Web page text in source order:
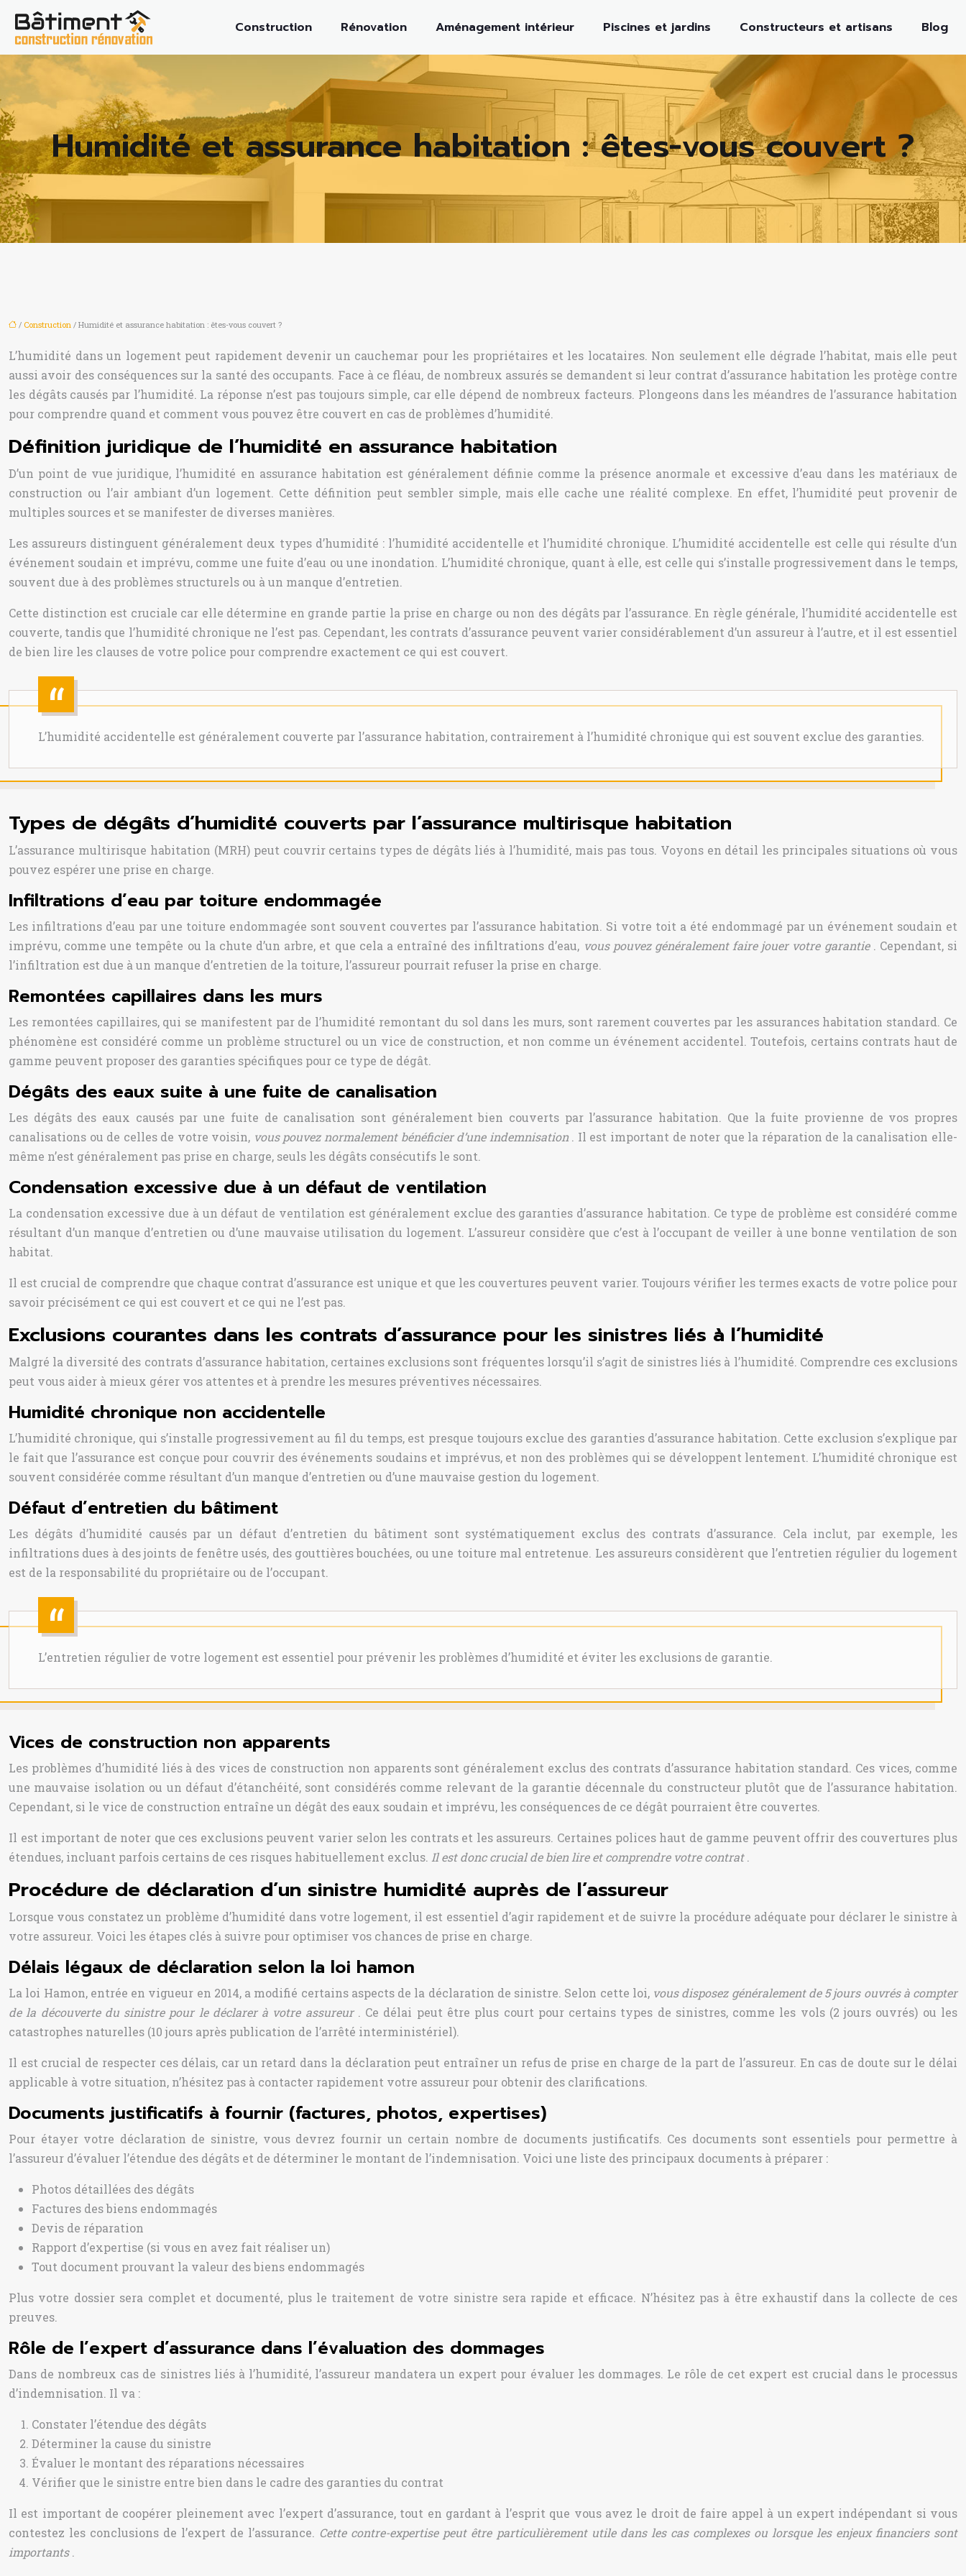
Construction Rénovation Aménagement intérieur Piscines et jardins Constructeurs et artisans Blog
Humidité et assurance habitation : êtes-vous couvert ?
/ Construction / Humidité et assurance habitation : êtes-vous couvert ?
L’humidité dans un logement peut rapidement devenir un cauchemar pour les propriétaires et les locataires. Non seulement elle dégrade l’habitat, mais elle peut
aussi avoir des conséquences sur la santé des occupants. Face à ce fléau, de nombreux assurés se demandent si leur contrat d’assurance habitation les protège contre
les dégâts causés par l’humidité. La réponse n’est pas toujours simple, car elle dépend de nombreux facteurs. Plongeons dans les méandres de l’assurance habitation
pour comprendre quand et comment vous pouvez être couvert en cas de problèmes d’humidité.
Définition juridique de l’humidité en assurance habitation
D’un point de vue juridique, l’humidité en assurance habitation est généralement définie comme la présence anormale et excessive d’eau dans les matériaux de
construction ou l’air ambiant d’un logement. Cette définition peut sembler simple, mais elle cache une réalité complexe. En effet, l’humidité peut provenir de
multiples sources et se manifester de diverses manières.
Les assureurs distinguent généralement deux types d’humidité : l’humidité accidentelle et l’humidité chronique. L’humidité accidentelle est celle qui résulte d’un
événement soudain et imprévu, comme une fuite d’eau ou une inondation. L’humidité chronique, quant à elle, est celle qui s’installe progressivement dans le temps,
souvent due à des problèmes structurels ou à un manque d’entretien.
Cette distinction est cruciale car elle détermine en grande partie la prise en charge ou non des dégâts par l’assurance. En règle générale, l’humidité accidentelle est
couverte, tandis que l’humidité chronique ne l’est pas. Cependant, les contrats d’assurance peuvent varier considérablement d’un assureur à l’autre, et il est essentiel
de bien lire les clauses de votre police pour comprendre exactement ce qui est couvert.
L’humidité accidentelle est généralement couverte par l’assurance habitation, contrairement à l’humidité chronique qui est souvent exclue des garanties.
Types de dégâts d’humidité couverts par l’assurance multirisque habitation
L’assurance multirisque habitation (MRH) peut couvrir certains types de dégâts liés à l’humidité, mais pas tous. Voyons en détail les principales situations où vous
pouvez espérer une prise en charge.
Infiltrations d’eau par toiture endommagée
Les infiltrations d’eau par une toiture endommagée sont souvent couvertes par l’assurance habitation. Si votre toit a été endommagé par un événement soudain et
imprévu, comme une tempête ou la chute d’un arbre, et que cela a entraîné des infiltrations d’eau, vous pouvez généralement faire jouer votre garantie . Cependant, si
l’infiltration est due à un manque d’entretien de la toiture, l’assureur pourrait refuser la prise en charge.
Remontées capillaires dans les murs
Les remontées capillaires, qui se manifestent par de l’humidité remontant du sol dans les murs, sont rarement couvertes par les assurances habitation standard. Ce
phénomène est considéré comme un problème structurel ou un vice de construction, et non comme un événement accidentel. Toutefois, certains contrats haut de
gamme peuvent proposer des garanties spécifiques pour ce type de dégât.
Dégâts des eaux suite à une fuite de canalisation
Les dégâts des eaux causés par une fuite de canalisation sont généralement bien couverts par l’assurance habitation. Que la fuite provienne de vos propres
canalisations ou de celles de votre voisin, vous pouvez normalement bénéficier d’une indemnisation . Il est important de noter que la réparation de la canalisation elle-
même n’est généralement pas prise en charge, seuls les dégâts consécutifs le sont.
Condensation excessive due à un défaut de ventilation
La condensation excessive due à un défaut de ventilation est généralement exclue des garanties d’assurance habitation. Ce type de problème est considéré comme
résultant d’un manque d’entretien ou d’une mauvaise utilisation du logement. L’assureur considère que c’est à l’occupant de veiller à une bonne ventilation de son
habitat.
Il est crucial de comprendre que chaque contrat d’assurance est unique et que les couvertures peuvent varier. Toujours vérifier les termes exacts de votre police pour
savoir précisément ce qui est couvert et ce qui ne l’est pas.
Exclusions courantes dans les contrats d’assurance pour les sinistres liés à l’humidité
Malgré la diversité des contrats d’assurance habitation, certaines exclusions sont fréquentes lorsqu’il s’agit de sinistres liés à l’humidité. Comprendre ces exclusions
peut vous aider à mieux gérer vos attentes et à prendre les mesures préventives nécessaires.
Humidité chronique non accidentelle
L’humidité chronique, qui s’installe progressivement au fil du temps, est presque toujours exclue des garanties d’assurance habitation. Cette exclusion s’explique par
le fait que l’assurance est conçue pour couvrir des événements soudains et imprévus, et non des problèmes qui se développent lentement. L’humidité chronique est
souvent considérée comme résultant d’un manque d’entretien ou d’une mauvaise gestion du logement.
Défaut d’entretien du bâtiment
Les dégâts d’humidité causés par un défaut d’entretien du bâtiment sont systématiquement exclus des contrats d’assurance. Cela inclut, par exemple, les
infiltrations dues à des joints de fenêtre usés, des gouttières bouchées, ou une toiture mal entretenue. Les assureurs considèrent que l’entretien régulier du logement
est de la responsabilité du propriétaire ou de l’occupant.
L’entretien régulier de votre logement est essentiel pour prévenir les problèmes d’humidité et éviter les exclusions de garantie.
Vices de construction non apparents
Les problèmes d’humidité liés à des vices de construction non apparents sont généralement exclus des contrats d’assurance habitation standard. Ces vices, comme
une mauvaise isolation ou un défaut d’étanchéité, sont considérés comme relevant de la garantie décennale du constructeur plutôt que de l’assurance habitation.
Cependant, si le vice de construction entraîne un dégât des eaux soudain et imprévu, les conséquences de ce dégât pourraient être couvertes.
Il est important de noter que ces exclusions peuvent varier selon les contrats et les assureurs. Certaines polices haut de gamme peuvent offrir des couvertures plus
étendues, incluant parfois certains de ces risques habituellement exclus. Il est donc crucial de bien lire et comprendre votre contrat.
Procédure de déclaration d’un sinistre humidité auprès de l’assureur
Lorsque vous constatez un problème d’humidité dans votre logement, il est essentiel d’agir rapidement et de suivre la procédure adéquate pour déclarer le sinistre à
votre assureur. Voici les étapes clés à suivre pour optimiser vos chances de prise en charge.
Délais légaux de déclaration selon la loi hamon
La loi Hamon, entrée en vigueur en 2014, a modifié certains aspects de la déclaration de sinistre. Selon cette loi, vous disposez généralement de 5 jours ouvrés à compter
de la découverte du sinistre pour le déclarer à votre assureur . Ce délai peut être plus court pour certains types de sinistres, comme les vols (2 jours ouvrés) ou les
catastrophes naturelles (10 jours après publication de l’arrêté interministériel).
Il est crucial de respecter ces délais, car un retard dans la déclaration peut entraîner un refus de prise en charge de la part de l’assureur. En cas de doute sur le délai
applicable à votre situation, n’hésitez pas à contacter rapidement votre assureur pour obtenir des clarifications.
Documents justificatifs à fournir (factures, photos, expertises)
Pour étayer votre déclaration de sinistre, vous devrez fournir un certain nombre de documents justificatifs. Ces documents sont essentiels pour permettre à
l’assureur d’évaluer l’étendue des dégâts et de déterminer le montant de l’indemnisation. Voici une liste des principaux documents à préparer :
Photos détaillées des dégâts
Factures des biens endommagés
Devis de réparation
Rapport d’expertise (si vous en avez fait réaliser un)
Tout document prouvant la valeur des biens endommagés
Plus votre dossier sera complet et documenté, plus le traitement de votre sinistre sera rapide et efficace. N’hésitez pas à être exhaustif dans la collecte de ces
preuves.
Rôle de l’expert d’assurance dans l’évaluation des dommages
Dans de nombreux cas de sinistres liés à l’humidité, l’assureur mandatera un expert pour évaluer les dommages. Le rôle de cet expert est crucial dans le processus
d’indemnisation. Il va :
Constater l’étendue des dégâts
Déterminer la cause du sinistre
Évaluer le montant des réparations nécessaires
Vérifier que le sinistre entre bien dans le cadre des garanties du contrat
Il est important de coopérer pleinement avec l’expert d’assurance, tout en gardant à l’esprit que vous avez le droit de faire appel à un expert indépendant si vous
contestez les conclusions de l’expert de l’assurance. Cette contre-expertise peut être particulièrement utile dans les cas complexes ou lorsque les enjeux financiers sont
importants.